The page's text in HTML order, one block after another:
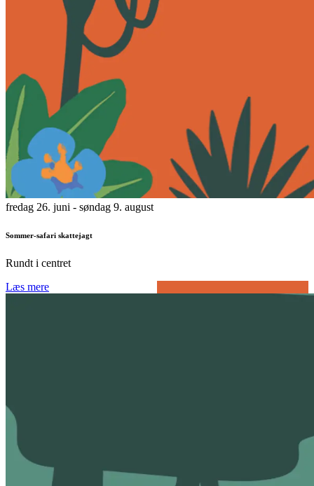
fredag 26. juni - søndag 9. august
Sommer-safari skattejagt
Rundt i centret
Læs mere